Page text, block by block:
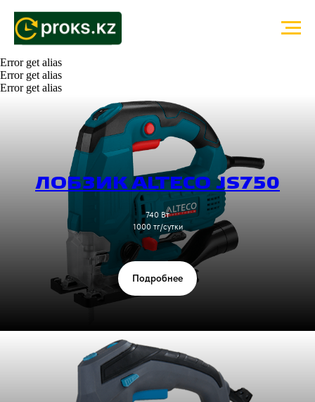
Error get alias
Error get alias
Error get alias
ЛОБЗИК ALTECO JS750
740 Вт
1000 тг/сутки
Подробнее